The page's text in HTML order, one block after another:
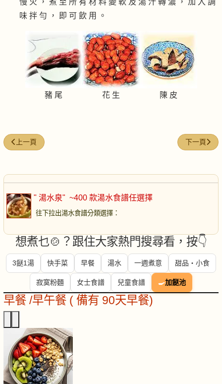
慢 火 ， 煮 至 所 有 材 料 變 軟 及 湯 汁 轉 濃 ， 加 入 調
味 拌 勻 ， 即 可 飲 用 。
豬 尾 花 生 陳 皮
上一篇文章: 排骨黃豆芽湯
上一頁 下一篇文章
下一頁
" 湯水泉" ~400 款湯水食譜任選擇
往下拉出湯水食譜分類選擇 ：
想煮乜🍲？跟住大家熱門搜尋看，按👇
3餸1湯 快手菜 早餐 湯水 一週煮意 甜品・小食
寂寞粉麵 女士食譜 兒童食譜 🍳加餸池
早餐 /早午餐 ( 備有 90天早餐)